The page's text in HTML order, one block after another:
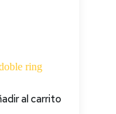
ring
al carrito